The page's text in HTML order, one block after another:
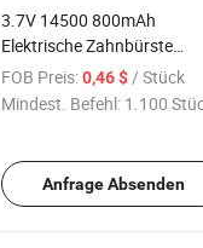
3.7V 14500 800mAh
Elektrische Zahnbürste
Lithium-Ionen-Batterie
FOB Preis: 0,46 $ / Stück
Mindest. Befehl: 1.100
Anfrage Absenden